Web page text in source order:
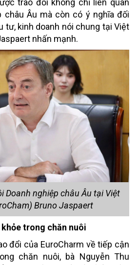
trao đổi không chỉ liên quan
châu Âu mà còn có ý nghĩa đối
tư, kinh doanh nói chung tại Việt
nhấn mạnh.
Doanh nghiệp châu Âu tại Việt
Bruno Jaspaert
trong chăn nuôi
đổi của EuroCharm về tiếp cận
chăn nuôi, bà Nguyễn Thu